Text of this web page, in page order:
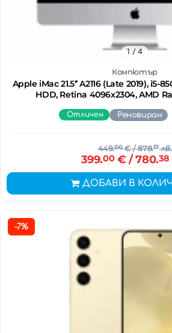
Компютър
Apple iMac 21.5’’ A2116 (Late 2019), i5-
HDD, Retina 4096x2304, AMD
1 / 4
Отличен Реновиран
449.00€/ 878.17лв.
399.00€ / 780.38
ДОБАВИ В
-7%